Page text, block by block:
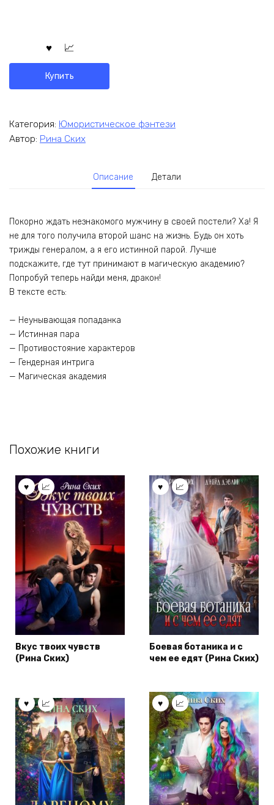
Купить
Категория: Юмористическое фэнтези
Автор: Рина Ских
Описание Детали
Покорно ждать незнакомого мужчину в своей постели? Ха! Я
не для того получила второй шанс на жизнь. Будь он хоть
трижды генералом, а я его истинной парой. Лучше
подскажите, где тут принимают в магическую академию?
Попробуй теперь найди меня, дракон!
В тексте есть:
— Неунывающая попаданка
— Истинная пара
— Противостояние характеров
— Гендерная интрига
— Магическая академия
Похожие книги
Вкус твоих чувств
(Рина Ских)
Боевая ботаника и с
чем ее едят (Рина Ских)